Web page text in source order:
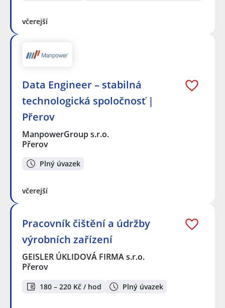
včerejší
Data Engineer – stabilná
technologická spoločnosť |
Přerov
ManpowerGroup s.r.o.
Přerov
Plný úvazek
včerejší
Pracovník čištění a údržby
výrobních zařízení
GEISLER ÚKLIDOVÁ FIRMA s.r.o.
Přerov
180 – 220 Kč / hod Plný úvazek